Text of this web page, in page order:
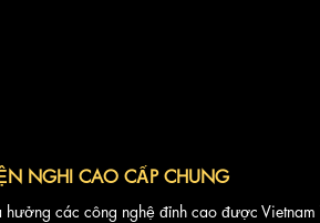
NGHI CAO CẤP CHUNG
các công nghệ đỉnh cao được Vietnam